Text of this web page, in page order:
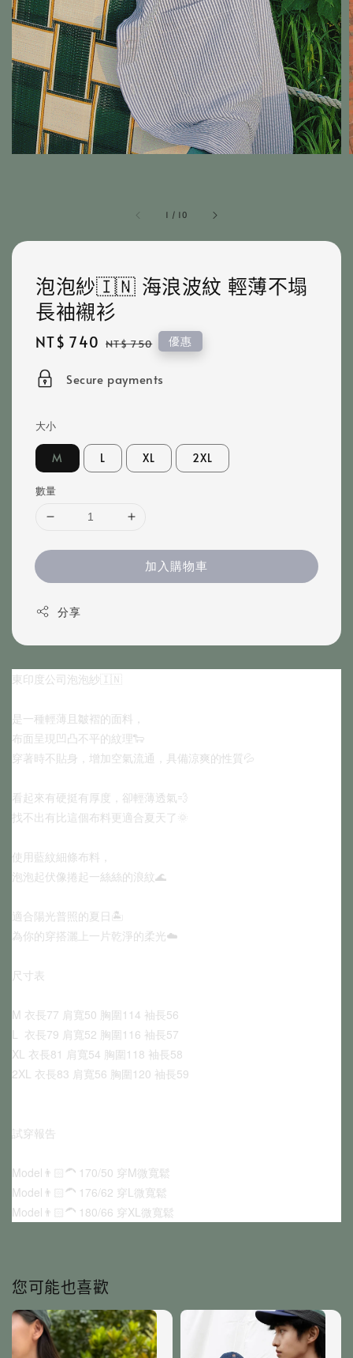
1 / 10
泡泡紗🇮🇳 海浪波紋 輕薄不塌
長袖襯衫
Sale
NT$ 740 Regular
NT$ 750 優惠
Secure payments
大小
M L XL 2XL
數量
加入購物車
分享
東印度公司泡泡紗🇮🇳
是一種輕薄且皺褶的面料，
布面呈現凹凸不平的紋理🐑
穿著時不貼身，增加空氣流通，具備涼爽的性質💦
看起來有硬挺有厚度，卻輕薄透氣💨
找不出有比這個布料更適合夏天了🌞
使用藍紋細條布料，
泡泡起伏像捲起一絲絲的浪紋🌊
適合陽光普照的夏日🏝️
為你的穿搭灑上一片乾淨的柔光☁️
尺寸表
M 衣長77 肩寬50 胸圍114 袖長56
L  衣長79 肩寬52 胸圍116 袖長57
XL 衣長81 肩寬54 胸圍118 袖長58
2XL 衣長83 肩寬56 胸圍120 袖長59
試穿報告
Model👨🏻‍🦱 170/50 穿M微寬鬆
Model👨🏻‍🦱 176/62 穿L微寬鬆
Model👨🏻‍🦱 180/66 穿XL微寬鬆
您可能也喜歡